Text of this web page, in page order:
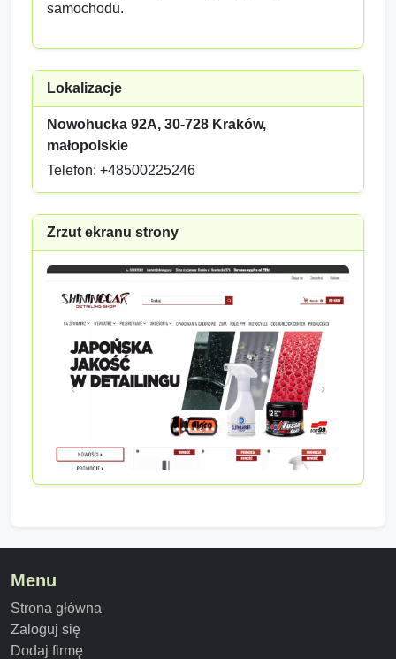
samochodu.
Lokalizacje
Nowohucka 92A, 30-728 Kraków,
małopolskie
Telefon: +48500225246
Zrzut ekranu strony
Menu
Strona główna
Zaloguj się
Dodaj firmę